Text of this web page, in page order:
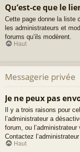
Qu’est-ce que le
Cette page donne la liste
les administrateurs et
forums qu’ils modèrent.
Haut
Messagerie privée
Je ne peux pas
Il y a trois raisons pour
l’administrateur a
forum, ou
Contactez
Haut